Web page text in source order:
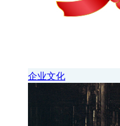
企业文化